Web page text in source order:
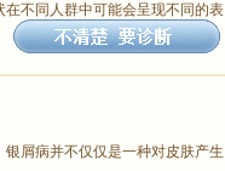
不同人群中可能会呈现不同的表
屑病并不仅仅是一种对皮肤产生